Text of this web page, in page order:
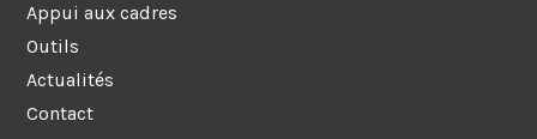
Appui aux cadres
Outils
Actualités
Contact